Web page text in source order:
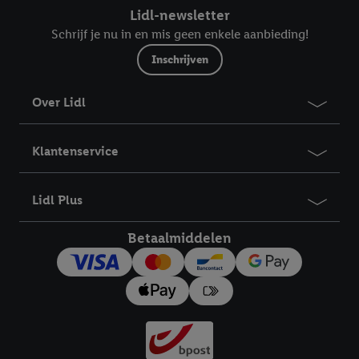
Lidl-newsletter
Schrijf je nu in en mis geen enkele aanbieding!
Inschrijven
Over Lidl
Klantenservice
Lidl Plus
Betaalmiddelen